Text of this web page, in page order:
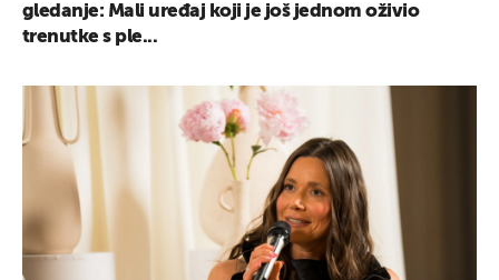
gledanje: Mali uređaj koji je još jednom oživio
trenutke s ple...